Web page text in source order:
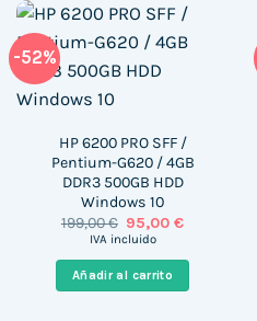
-52%
HP 6200 PRO SFF /
Pentium-G620 / 4GB
DDR3 500GB HDD
Windows 10
199,00€ El
precio
era:
199,00 €.
95,00€El
es:
IVA incluido
Añadir al carrito